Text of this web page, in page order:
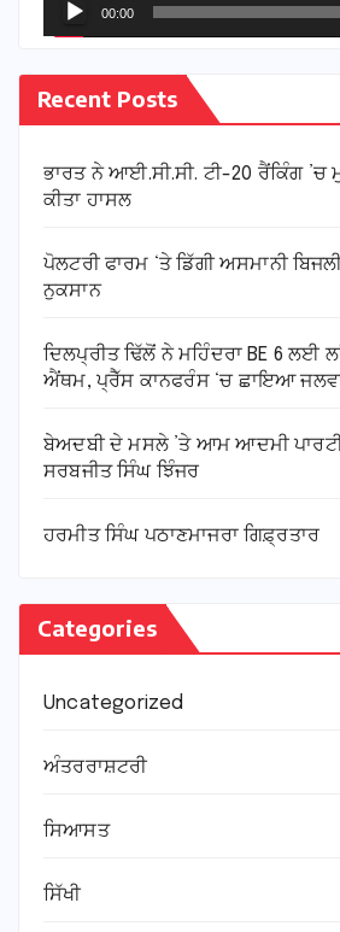
00:00
Recent Posts
ਭਾਰਤ ਨੇ ਆਈ.ਸੀ.ਸੀ. ਟੀ-20 ਰੈਂਕਿੰਗ ’ਚ
ਕੀਤਾ ਹਾਸਲ
ਪੋਲਟਰੀ ਫਾਰਮ ‘ਤੇ ਡਿੱਗੀ ਅਸਮਾਨੀ
ਨੁਕਸਾਨ
ਦਿਲਪ੍ਰੀਤ ਢਿੱਲੋਂ ਨੇ ਮਹਿੰਦਰਾ BE 6 ਲਈ
ਐਂਥਮ, ਪ੍ਰੈੱਸ ਕਾਨਫਰੰਸ ‘ਚ ਛਾਇਆ
ਬੇਅਦਬੀ ਦੇ ਮਸਲੇ ’ਤੇ ਆਮ ਆਦਮੀ
ਸਰਬਜੀਤ ਸਿੰਘ ਝਿੰਜਰ
ਹਰਮੀਤ ਸਿੰਘ ਪਠਾਣਮਾਜਰਾ ਗਿਫ਼੍ਰਤਾਰ
Categories
Uncategorized
ਅੰਤਰਰਾਸ਼ਟਰੀ
ਸਿਆਸਤ
ਸਿੱਖੀ